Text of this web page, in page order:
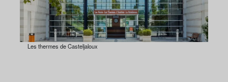
Les thermes de Casteljaloux